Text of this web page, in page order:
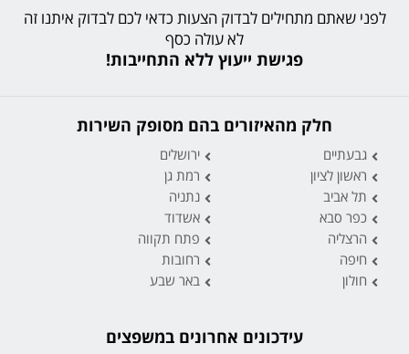
לפני שאתם מתחילים לבדוק הצעות כדאי לכם לבדוק איתנו זה
לא עולה כסף
פגישת ייעוץ ללא התחייבות!
חלק מהאיזורים בהם מסופק השירות
גבעתיים
ירושלים
ראשון לציון
רמת גן
תל אביב
נתניה
כפר סבא
אשדוד
הרצליה
פתח תקווה
חיפה
רחובות
חולון
באר שבע
עידכונים אחרונים במשפצים